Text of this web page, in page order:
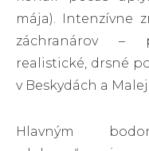
mája). Intenzívne
záchranárov –
realistické, drsné
v Beskydách a
Hlavným